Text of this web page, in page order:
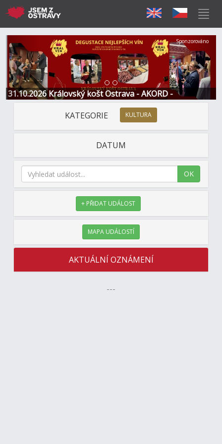
31.10.2026 Královský košt Ostrava - AKORD -
Restaurace a Hotel
Předchozí Další
Sponzorováno
KATEGORIE KULTURA
DATUM
OK
+ PŘIDAT UDÁLOST
MAPA UDÁLOSTÍ
AKTUÁLNÍ OZNÁMENÍ
---